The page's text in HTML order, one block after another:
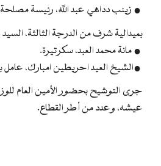
● زينب دداهي عبد الله، رئيسة
بميدالية شرف من الدرجة الثالثة،
● مانة محمد العبد، سكرتيرة.
●الشيخ العيد احريطين امبارك، عامل
جرى التوشيح بحضور الأمين العام
عيشه، وعدد من أطر القطاع.